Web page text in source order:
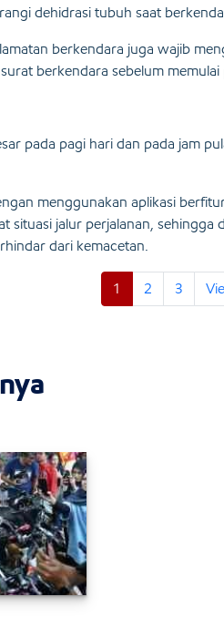
dehidrasi tubuh saat
berkendara juga wajib
berkendara sebelum memulai
pada pagi hari dan pada jam
menggunakan aplikasi
situasi jalur perjalanan,
dari kemacetan.
1 2 3